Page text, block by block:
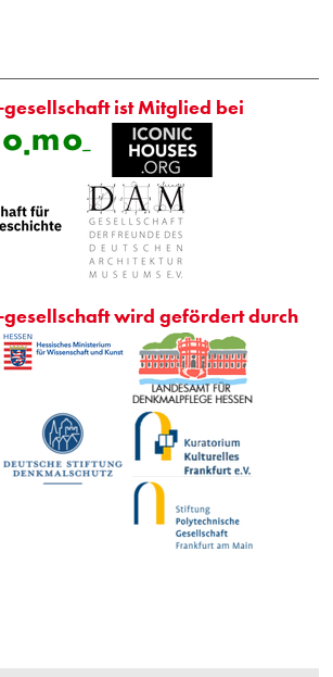
ist Mitglied bei
gesellschaft wird gefördert durch